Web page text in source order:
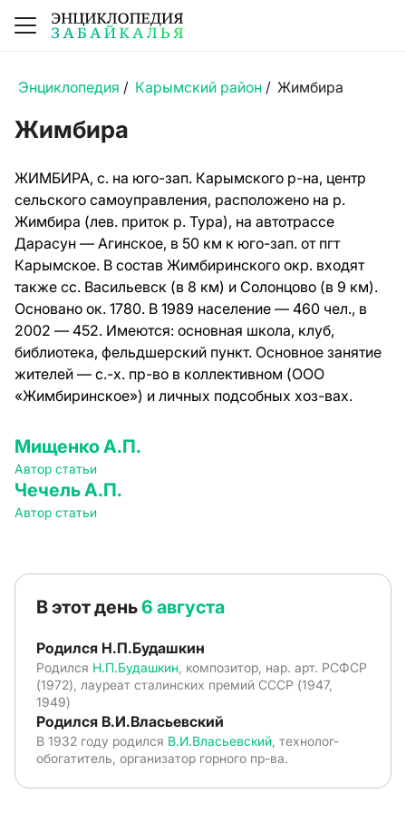
Энциклопедия / Карымский район / Жимбира
Жимбира
ЖИМБИРА, с. на юго-зап. Карымского р-на, центр
сельского самоуправления, расположено на р.
Жимбира (лев. приток р. Тура), на автотрассе
Дарасун — Агинское, в 50 км к юго-зап. от пгт
Карымское. В состав Жимбиринского окр. входят
также сс. Васильевск (в 8 км) и Солонцово (в 9 км).
Основано ок. 1780. В 1989 население — 460 чел., в
2002 — 452. Имеются: основная школа, клуб,
библиотека, фельдшерский пункт. Основное занятие
жителей — с.-х. пр-во в коллективном (ООО
«Жимбиринское») и личных подсобных хоз-вах.
Мищенко А.П.
Автор статьи
Чечель А.П.
Автор статьи
В этот день6 августа
Родился Н.П.Будашкин
Родился Н.П.Будашкин , композитор, нар. арт. РСФСР
(1972), лауреат сталинских премий СССР (1947,
1949)
Родился В.И.Власьевский
В 1932 году родился В.И.Власьевский , технолог-
обогатитель, организатор горного пр-ва.